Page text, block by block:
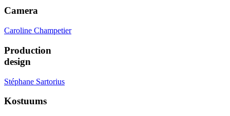
Camera
Caroline Champetier
Production
design
Stéphane Sartorius
Kostuums